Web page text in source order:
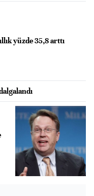
yüzde 35,8 arttı